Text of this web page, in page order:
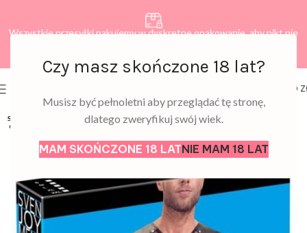
Czy masz skończone 18 lat?
Musisz być pełnoletni aby przeglądać tę stronę,
dlatego zweryfikuj swój wiek.
MAM SKOŃCZONE 18 LATNIE MAM 18 LAT
Wszystkie przesyłki pakujemy w dyskretne opakowanie, aby nikt nie
0,00
SOLD
OUT